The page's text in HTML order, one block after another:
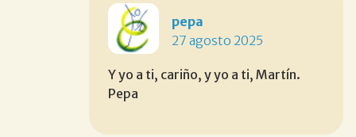
pepa
27 agosto 2025
Y yo a ti, cariño, y yo a ti, Martín.
Pepa